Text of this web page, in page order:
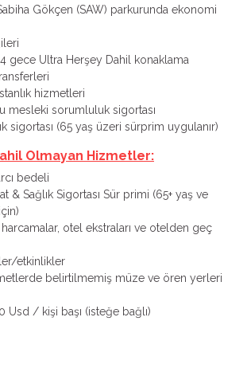
Gökçen (SAW) parkurunda ekonomi
gece Ultra Herşey Dahil konaklama
hizmetleri
mesleki sorumluluk sigortası
sigortası (65 yaş üzeri sürprim uygulanır)
Olmayan Hizmetler:
bedeli
& Sağlık Sigortası Sür primi (65+ yaş ve
otel ekstraları ve otelden geç
etkinlikler
belirtilmemiş müze ve ören yerleri
Usd / kişi başı (isteğe bağlı)